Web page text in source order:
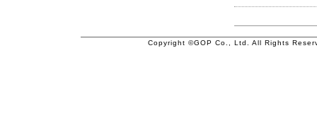
Copyright ©GOP Co., Ltd. All Rights